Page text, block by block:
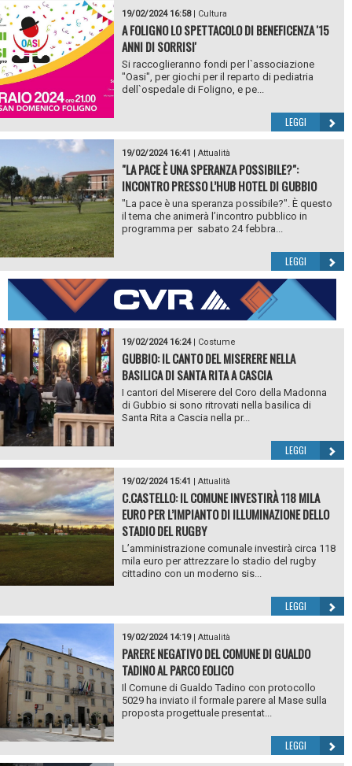
19/02/2024 16:58| Cultura
A FOLIGNO LO SPETTACOLO DI BENEFICENZA '15
ANNI DI SORRISI'
Si raccoglieranno fondi per l`associazione
"Oasi", per giochi per il reparto di pediatria
dell`ospedale di Foligno, e pe...
LEGGI
19/02/2024 16:41 Attualità
"LA PACE È UNA SPERANZA POSSIBILE?":
INCONTRO PRESSO L’HUB HOTEL DI GUBBIO
"La pace è una speranza possibile?". È questo
il tema che animerà l’incontro pubblico in
programma per sabato 24 febbra...
LEGGI
19/02/2024 16:24| Costume
GUBBIO: IL CANTO DEL MISERERE NELLA
BASILICA DI SANTA RITA A CASCIA
I cantori del Miserere del Coro della Madonna
di Gubbio si sono ritrovati nella basilica di
Santa Rita a Cascia nella pr...
LEGGI
19/02/2024 15:41 | Attualità
C.CASTELLO: IL COMUNE INVESTIRÀ 118 MILA
EURO PER L’IMPIANTO DI ILLUMINAZIONE DELLO
STADIO DEL RUGBY
L’amministrazione comunale investirà circa 118
mila euro per attrezzare lo stadio del rugby
cittadino con un moderno sis...
LEGGI
19/02/2024 14:19| Attualità
PARERE NEGATIVO DEL COMUNE DI GUALDO
TADINO AL PARCO EOLICO
Il Comune di Gualdo Tadino con protocollo
5029 ha inviato il formale parere al Mase sulla
proposta progettuale presentat...
LEGGI